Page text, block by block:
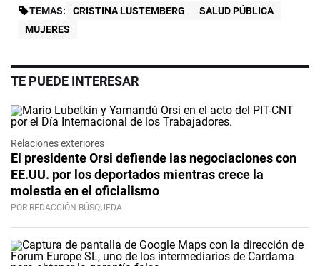
TEMAS: CRISTINA LUSTEMBERG
SALUD PÚBLICA
MUJERES
TE PUEDE INTERESAR
Relaciones exteriores
El presidente Orsi defiende las negociaciones con
EE.UU. por los deportados mientras crece la
molestia en el oficialismo
POR REDACCIÓN BÚSQUEDA